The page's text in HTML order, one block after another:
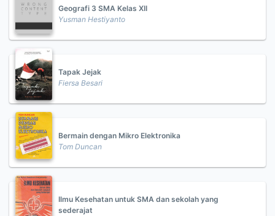
Geografi 3 SMA Kelas XII
Yusman Hestiyanto
Tapak Jejak
Fiersa Besari
Bermain dengan Mikro Elektronika
Tom Duncan
Ilmu Kesehatan untuk SMA dan sekolah yang
sederajat